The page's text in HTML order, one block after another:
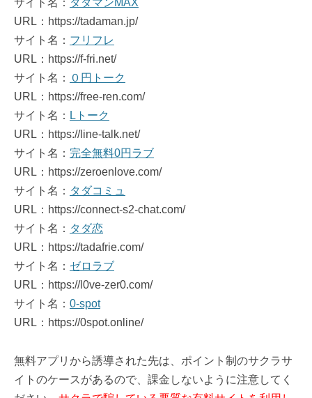
サイト名： タダマンMAX
URL：https://tadaman.jp/
サイト名： フリフレ
URL：https://f-fri.net/
サイト名： ０円トーク
URL：https://free-ren.com/
サイト名： Lトーク
URL：https://line-talk.net/
サイト名： 完全無料0円ラブ
URL：https://zeroenlove.com/
サイト名： タダコミュ
URL：https://connect-s2-chat.com/
サイト名： タダ恋
URL：https://tadafrie.com/
サイト名： ゼロラブ
URL：https://l0ve-zer0.com/
サイト名： 0-spot
URL：https://0spot.online/
無料アプリから誘導された先は、ポイント制のサクラサ
イトのケースがあるので、課金しないように注意してく